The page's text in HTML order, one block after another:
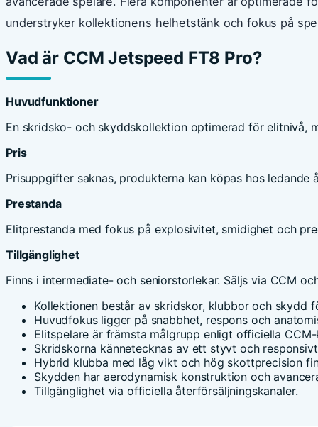
understryker kollektionens helhetstänk och fokus på
Vad är CCM Jetspeed FT8 Pro?
Huvudfunktioner
En skridsko- och skyddskollektion optimerad för elitnivå,
Pris
Prisuppgifter saknas, produkterna kan köpas hos
Prestanda
Elitprestanda med fokus på explosivitet, smidighet och
Tillgänglighet
Finns i intermediate- och seniorstorlekar. Säljs via CCM
Kollektionen består av skridskor, klubbor och skydd
Huvudfokus ligger på snabbhet, respons och
Elitspelare är främsta målgrupp enligt officiella
Skridskorna kännetecknas av ett styvt och
Hybrid klubba med låg vikt och hög skottprecision
Skydden har aerodynamisk konstruktion och
Tillgänglighet via officiella återförsäljningskanaler.